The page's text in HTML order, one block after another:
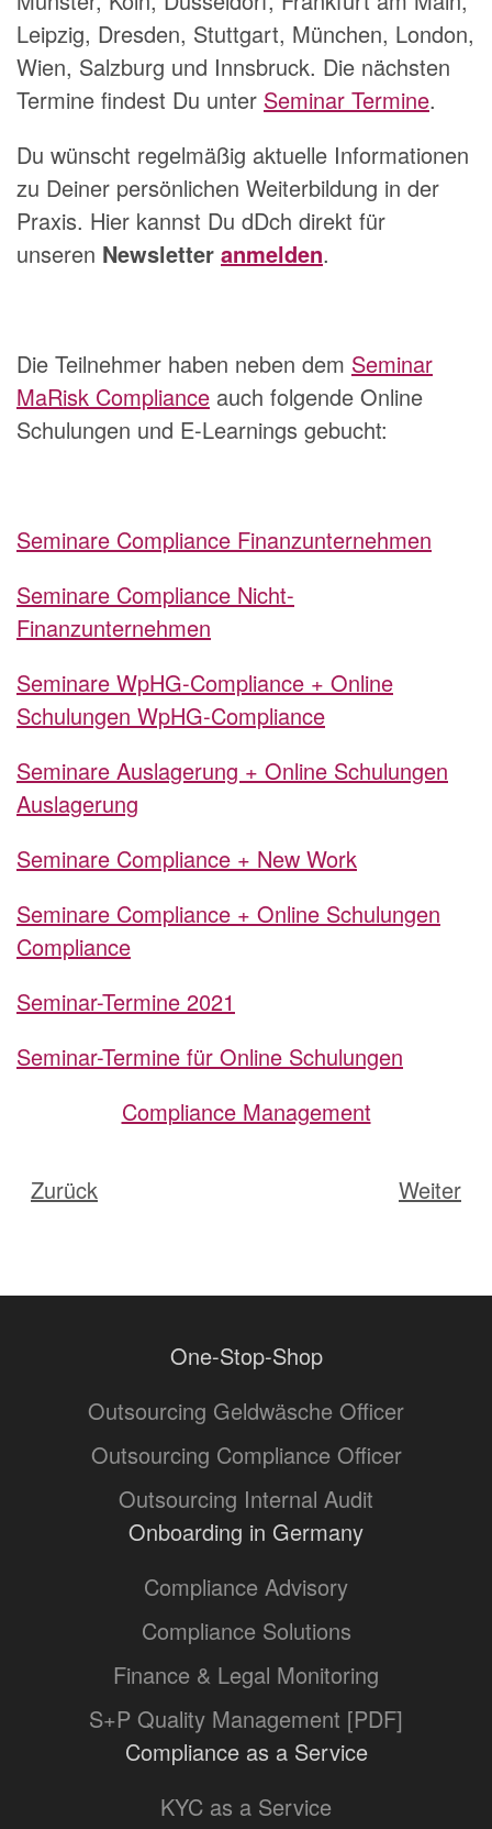
Leipzig, Dresden, Stuttgart, München, London,
Wien, Salzburg und Innsbruck. Die nächsten
Termine findest Du unter Seminar Termine.
Du wünscht regelmäßig aktuelle Informationen
zu Deiner persönlichen Weiterbildung in der
Praxis. Hier kannst Du dDch direkt für
unseren Newsletter anmelden.
Die Teilnehmer haben neben dem Seminar
MaRisk Compliance auch folgende Online
Schulungen und E-Learnings gebucht:
Seminare Compliance Finanzunternehmen
Seminare Compliance Nicht-
Finanzunternehmen
Seminare WpHG-Compliance + Online
Schulungen WpHG-Compliance
Seminare Auslagerung + Online Schulungen
Auslagerung
Seminare Compliance + New Work
Seminare Compliance + Online Schulungen
Compliance
Seminar-Termine 2021
Seminar-Termine für Online Schulungen
Compliance Management
Zurück Weiter
One-Stop-Shop
Outsourcing Geldwäsche Officer
Outsourcing Compliance Officer
Outsourcing Internal Audit
Onboarding in Germany
Compliance Advisory
Compliance Solutions
Finance & Legal Monitoring
S+P Quality Management [PDF]
Compliance as a Service
KYC as a Service